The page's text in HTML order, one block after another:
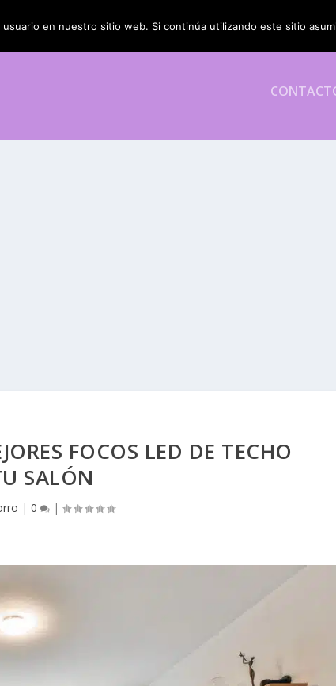
FOCOS LED DE TECHO
SALÓN
|0 |
en nuestro sitio web. Si continúa utilizando este sitio